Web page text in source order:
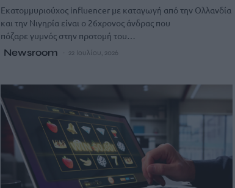
Εκατομμυριούχος influencer με καταγωγή από την Ολλανδία
και την Νιγηρία είναι ο 26χρονος άνδρας που
πόζαρε γυμνός στην προτομή του…
Newsroom 22 Ιουλίου, 2026